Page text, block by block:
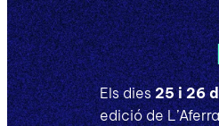
Els dies25 i 26
edició de